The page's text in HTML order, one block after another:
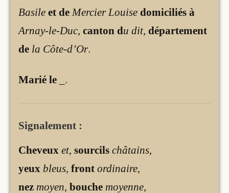
Basile et de Mercier Louise domiciliés à
Arnay-le-Duc, canton du dit, département
de la Côte-d’Or.
Marié le .
Signalement :
Cheveux et, sourcils châtains,
yeux bleus, front ordinaire,
nez moyen, bouche moyenne,